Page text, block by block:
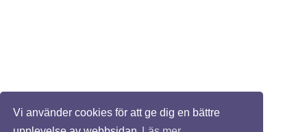
Vi använder cookies för att ge dig en bättre